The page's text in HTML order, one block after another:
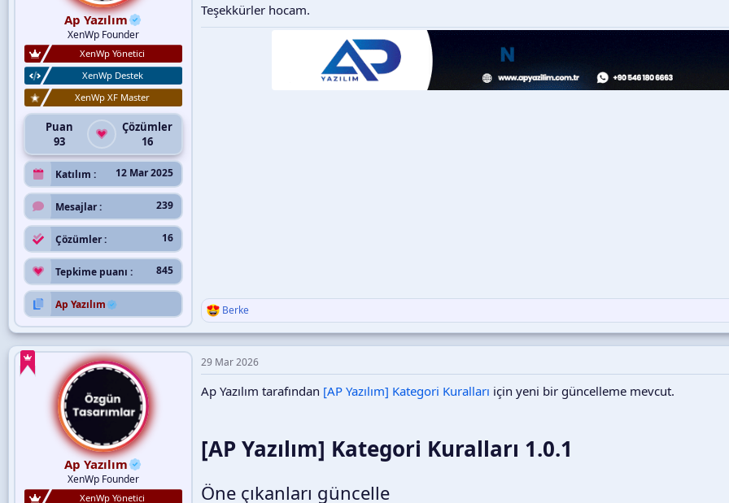
Ap Yazılım
XenWp Founder
XenWp Yönetici
XenWp Destek
XenWp XF Master
Puan
93
Çözümler
16
Katılım 12 Mar 2025
Mesajlar 239
Çözümler 16
Tepkime puanı 845
Ap Yazılım
Teşekkürler hocam.
T
i
e
Berke
Ap Yazılım
XenWp Founder
XenWp Yönetici
29 Mar 2026
Ap Yazılım tarafından [AP Yazılım] Kategori Kuralları için yeni bir güncelleme mevcut.
[AP Yazılım] Kategori Kuralları 1.0.1
Öne çıkanları güncelle